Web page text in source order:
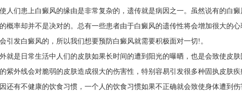
人们患上白癜风的缘由是非常复杂的，遗传就是病因之一。虽然说有的白
概率却并不是决对的。总有一些患者由于白癜风的遗传性将会增加很大的
引发白癜风的，所以我们想要预防白癜风就需要积极面对一切!。
就是日常生活中人们的皮肤如果长时间的遭到阳光的曝晒，也是会致使皮
紫外线会对脆弱的皮肤造成很大的伤害性，特别容易引发很多种固执皮肤
还有不健康的饮食习惯，一个人的饮食习惯如果不正确就会致使身体遭到伤